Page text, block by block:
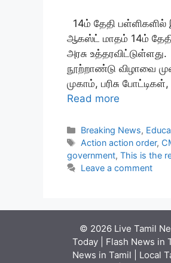
14ம் தேதி
ஆகஸ்ட் மாதம் 14ம்
அரசு
நூற்றாண்டு விழாவை
முகாம், பரிசு
Read more
Categories
Breaking News,
Tags
Action action order,
government, This is the
Leave a comment
© 2026 Live Tamil
Today | Flash News in
News in Tamil | Local